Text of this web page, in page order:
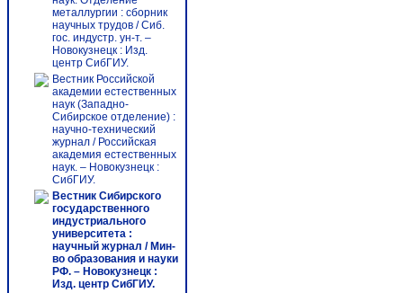
металлургии : сборник
научных трудов / Сиб.
гос. индустр. ун-т. –
Новокузнецк : Изд.
центр СибГИУ.
Вестник Российской
академии естественных
наук (Западно-
Сибирское отделение) :
научно-технический
журнал / Российская
академия естественных
наук. – Новокузнецк :
СибГИУ.
Вестник Сибирского
государственного
индустриального
университета :
научный журнал / Мин-
во образования и науки
РФ. – Новокузнецк :
Изд. центр СибГИУ.